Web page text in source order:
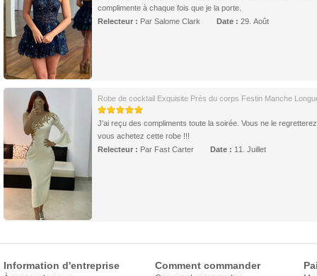
complimente à chaque fois que je la porte.
Relecteur : Par Salome Clark Date : 29. Août
Robe de cocktail Exquisite Près du corps Festin Manche
J'ai reçu des compliments toute la soirée. Vous ne le
vous achetez cette robe !!!
Relecteur : Par Fast Carter Date : 11. Juillet
Information d'entreprise Comment commander